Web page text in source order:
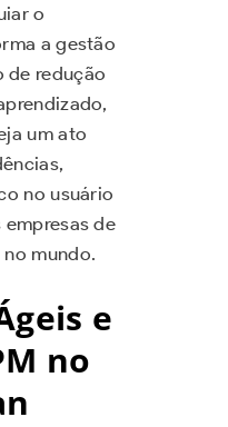
o
a gestão
de redução
um ato
no usuário
de
mundo.
e
no